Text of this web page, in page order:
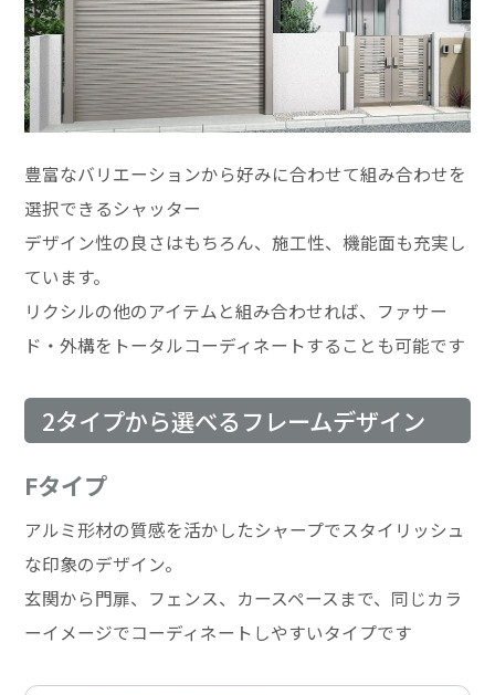
豊富なバリエーションから好みに合わせて組み合わせを
選択できるシャッター
デザイン性の良さはもちろん、施工性、機能面も充実し
ています。
リクシルの他のアイテムと組み合わせれば、ファサー
ド・外構をトータルコーディネートすることも可能です
2タイプから選べるフレームデザイン
Fタイプ
アルミ形材の質感を活かしたシャープでスタイリッシュ
な印象のデザイン。
玄関から門扉、フェンス、カースペースまで、同じカラ
ーイメージでコーディネートしやすいタイプです